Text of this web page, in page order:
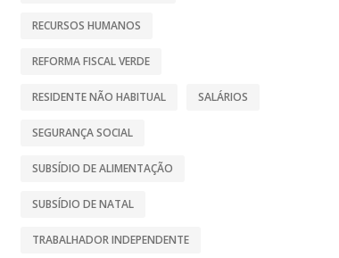
RECURSOS HUMANOS
REFORMA FISCAL VERDE
RESIDENTE NÃO HABITUAL SALÁRIOS
SEGURANÇA SOCIAL
SUBSÍDIO DE ALIMENTAÇÃO
SUBSÍDIO DE NATAL
TRABALHADOR INDEPENDENTE